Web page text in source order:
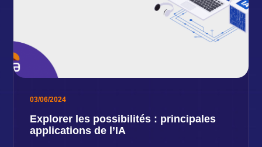
03/06/2024
Explorer les possibilités : principales
applications de l’IA